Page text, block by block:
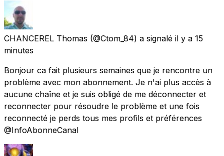
CHANCEREL Thomas (@Ctom_84) a signalé il y a 15
minutes
Bonjour ca fait plusieurs semaines que je rencontre un
problème avec mon abonnement. Je n'ai plus accès à
aucune chaîne et je suis obligé de me déconnecter et
reconnecter pour résoudre le problème et une fois
reconnecté je perds tous mes profils et préférences
@InfoAbonneCanal